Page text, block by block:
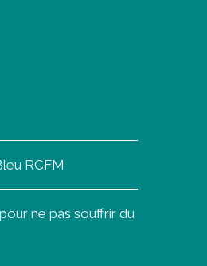
RCFM
ne pas souffrir du